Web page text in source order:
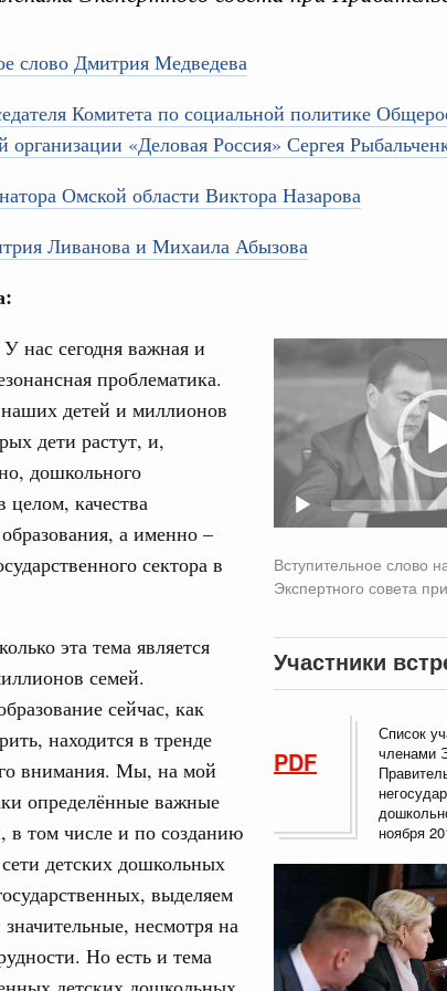
слово Дмитрия Медведева
Комитета по социальной политике
организации «Деловая Россия» Сергея
Омской области Виктора Назарова
Ливанова и Михаила Абызова
Player
Вступительное слово
Экспертного совета
У нас сегодня важная и
проблематика.
наших детей и миллионов
дети растут, и,
дошкольного
целом, качества
а именно –
сектора в
Участники
PDF
Список
членами
ноября
эта тема является
семей.
сейчас, как
находится в тренде
внимания. Мы, на мой
определённые важные
в том числе и по созданию
детских дошкольных
выделяем
значительные, несмотря на
Но есть и тема
четверг
Правительственной комиссии по
объектов федерального значения
для жизни»
участков, ведущих к спортивным
«Инфраструктура для жизни»
и руководитель Росмолодёжи Григорий
проекта «Кольцо открытий»
Интеграция на пространстве СНГ
совета в узком составе
странами (кроме СНГ) на двусторонней основе
с Министром промышленности,
Мохаммадом Атабаком
научно-популярного туризма в
науки и технологий
отношения со странами СНГ на двусторонней основе
VIII Российско-Киргизского
Киргизской межрегиональной
24